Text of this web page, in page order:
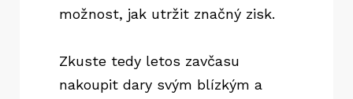
možnost, jak utržit značný zisk.
Zkuste tedy letos zavčasu
nakoupit dary svým blízkým a